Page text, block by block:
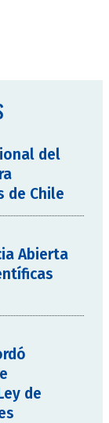
del
de Chile
Abierta
de